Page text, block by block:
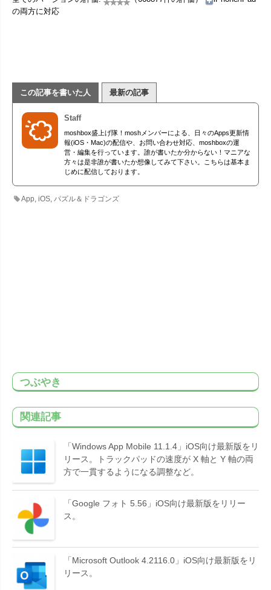
の両方に対応
この記事を書いた人 最新の記事
Staff
moshbox盛上げ隊！moshメンバーによる、日々のApps更新情
報(iOS・Mac)の配信や、お問い合わせ対応、moshboxの運
営・編集を行っています。誰が書いたか分からない！マニアな
方々は是非誰が書いたか想像してみて下さい。こちらは基本ま
じめに配信しております。
App ,iOS パズル＆ドラゴンズ
つぶやき
関連記事
「Windows App Mobile 11.1.4」iOS向け最新版をリ
リース。トラックパッドの速度が X 軸と Y 軸の両
方で一貫するようになる調整など。
「Google フォト 5.56」iOS向け最新版をリリー
ス。
「Microsoft Outlook 4.2116.0」iOS向け最新版をリ
リース。